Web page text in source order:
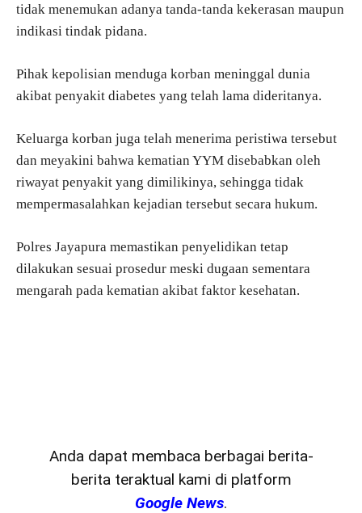
tidak menemukan adanya tanda-tanda kekerasan maupun
indikasi tindak pidana.
Pihak kepolisian menduga korban meninggal dunia
akibat penyakit diabetes yang telah lama dideritanya.
Keluarga korban juga telah menerima peristiwa tersebut
dan meyakini bahwa kematian YYM disebabkan oleh
riwayat penyakit yang dimilikinya, sehingga tidak
mempermasalahkan kejadian tersebut secara hukum.
Polres Jayapura memastikan penyelidikan tetap
dilakukan sesuai prosedur meski dugaan sementara
mengarah pada kematian akibat faktor kesehatan.
Anda dapat membaca berbagai berita-
berita teraktual kami di platform
Google News.